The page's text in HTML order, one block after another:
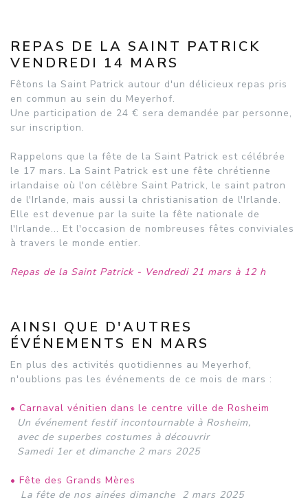
REPAS DE LA SAINT PATRICK
VENDREDI 14 MARS
Fêtons la Saint Patrick autour d'un délicieux repas pris
en commun au sein du Meyerhof.
Une participation de 24 € sera demandée par personne,
sur inscription.
Rappelons que la fête de la Saint Patrick est célébrée
le 17 mars. La Saint Patrick est une fête chrétienne
irlandaise où l'on célèbre Saint Patrick, le saint patron
de l'Irlande, mais aussi la christianisation de l'Irlande.
Elle est devenue par la suite la fête nationale de
l'Irlande... Et l'occasion de nombreuses fêtes conviviales
à travers le monde entier.
Repas de la Saint Patrick - Vendredi 21 mars à 12 h
AINSI QUE D'AUTRES
ÉVÉNEMENTS EN MARS
En plus des activités quotidiennes au Meyerhof,
n'oublions pas les événements de ce mois de mars :
• Carnaval vénitien dans le centre ville de Rosheim
Un événement festif incontournable à Rosheim,
avec de superbes costumes à découvrir
Samedi 1er et dimanche 2 mars 2025
• Fête des Grands Mères
La fête de nos ainées dimanche 2 mars 2025